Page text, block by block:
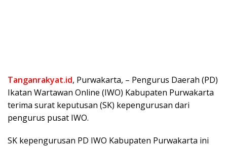
Tanganrakyat.id, Purwakarta, – Pengurus Daerah (PD)
Ikatan Wartawan Online (IWO) Kabupaten Purwakarta
terima surat keputusan (SK) kepengurusan dari
pengurus pusat IWO.
SK kepengurusan PD IWO Kabupaten Purwakarta ini